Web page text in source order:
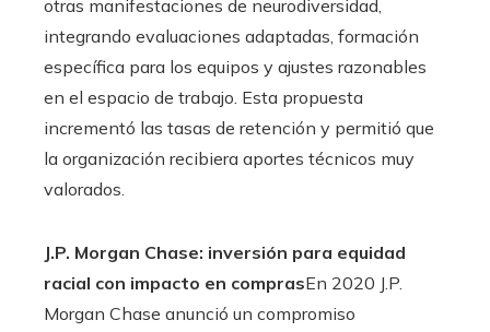
otras manifestaciones de neurodiversidad,
integrando evaluaciones adaptadas, formación
específica para los equipos y ajustes razonables
en el espacio de trabajo. Esta propuesta
incrementó las tasas de retención y permitió que
la organización recibiera aportes técnicos muy
valorados.
J.P. Morgan Chase: inversión para equidad
racial con impacto en comprasEn 2020 J.P.
Morgan Chase anunció un compromiso